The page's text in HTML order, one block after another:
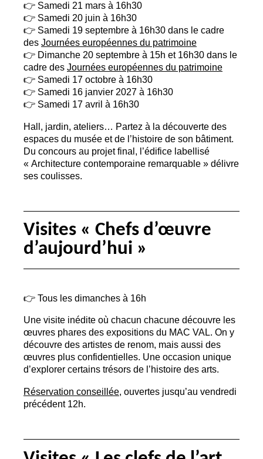
👉 Samedi 21 mars à 16h30
👉 Samedi 20 juin à 16h30
👉 Samedi 19 septembre à 16h30 dans le cadre
des Journées européennes du patrimoine
👉 Dimanche 20 septembre à 15h et 16h30 dans le
cadre des Journées européennes du patrimoine
👉 Samedi 17 octobre à 16h30
👉 Samedi 16 janvier 2027 à 16h30
👉 Samedi 17 avril à 16h30
Hall, jardin, ateliers… Partez à la découverte des
espaces du musée et de l’histoire de son bâtiment.
Du concours au projet final, l’édifice labellisé
« Architecture contemporaine remarquable » délivre
ses coulisses.
Visites « Chefs d’œuvre
d’aujourd’hui »
👉 Tous les dimanches à 16h
Une visite inédite où chacun chacune découvre les
œuvres phares des expositions du MAC VAL. On y
découvre des artistes de renom, mais aussi des
œuvres plus confidentielles. Une occasion unique
d’explorer certains trésors de l’histoire des arts.
Réservation conseillée, ouvertes jusqu’au vendredi
précédent 12h.